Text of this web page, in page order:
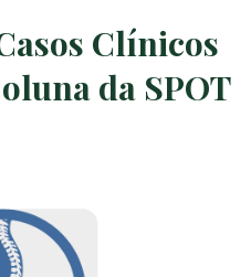
Clínicos
da SPOT